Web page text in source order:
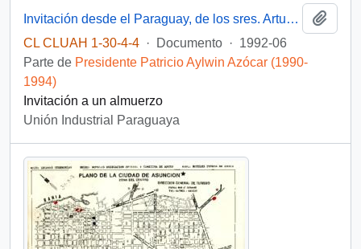
Invitación desde el Paraguay, de los sres. Arturo Jara Avelli, Presidente de la Unión Industrial Paraguaya, y Conrado Pappalardo Zaldívar, Presidente de la Comisión de Relaciones Internacionales, dirigida al excelentísimo Dr. Patricio Aylwin, Presidente de la República de Chile
CL CLUAH 1-30-4-4 · Documento · 1992-06
Parte de Presidente Patricio Aylwin Azócar (1990-
1994)
Invitación a un almuerzo
Unión Industrial Paraguaya